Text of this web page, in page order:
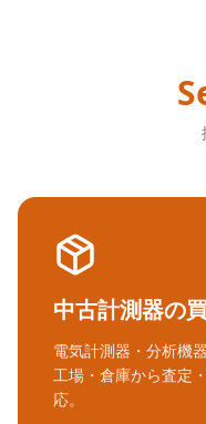
中古計測器の
電気計測器・分析機
工場・倉庫から査定
応。